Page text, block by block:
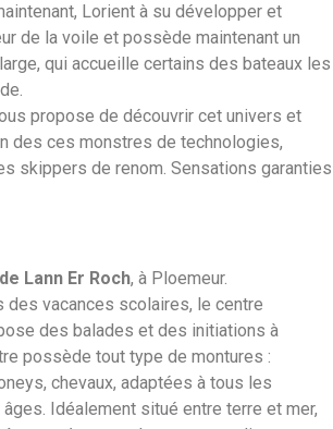
Lorient à su développer et
de la voile et possède maintenant un
qui accueille certains des bateaux les
propose de découvrir cet univers et
des ces monstres de technologies,
skippers de renom. Sensations garanties
Lann Er Roch, à Ploemeur.
des vacances scolaires, le centre
des balades et des initiations à
possède tout type de montures :
chevaux, adaptées à tous les
Idéalement situé entre terre et mer,